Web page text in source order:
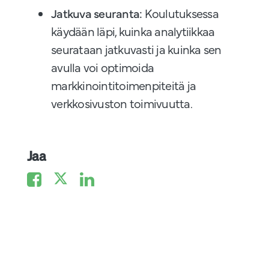
Jatkuva seuranta: Koulutuksessa
käydään läpi, kuinka analytiikkaa
seurataan jatkuvasti ja kuinka sen
avulla voi optimoida
markkinointitoimenpiteitä ja
verkkosivuston toimivuutta.
Jaa